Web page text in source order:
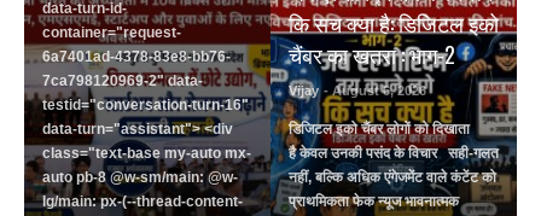
data-turn-id-
container="request-
6a7401ad-4378-83e8-bb76-
7ca798120969-2" data-
testid="conversation-turn-16"
data-turn="assistant"> <div
class="text-base my-auto mx-
auto pb-8 @w-sm/main: @w-
lg/main: px-(--thread-content-
कि सच क्या है: डिजिटल इको
चैंबर का खतरा : भाग-2
Vijay - August 6, 2026
डिजिटल इको चैंबर लोगों को दिखाता
है केवल उनकी पसंद के विचार सही-गलत
नहीं, बल्कि अधिक एंगेजमेंट वाले कंटेंट को
प्राथमिकता फेक न्यूज भावनात्मक